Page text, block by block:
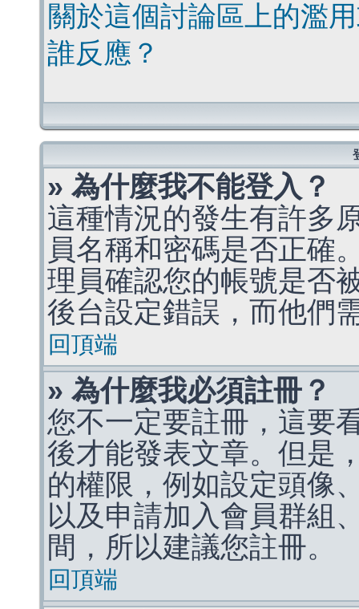
關於這個討論區上的濫
誰反應？
» 為什麼我不能登入？
這種情況的發生有許多
員名稱和密碼是否正確
理員確認您的帳號是否
後台設定錯誤，而他們
回頂端
» 為什麼我必須註冊？
您不一定要註冊，這要
後才能發表文章。但是
的權限，例如設定頭像
以及申請加入會員群組
間，所以建議您註冊。
回頂端